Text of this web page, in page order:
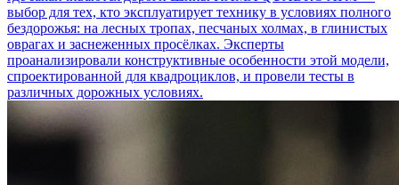
выбор для тех, кто эксплуатирует технику в условиях полного
бездорожья: на лесных тропах, песчаных холмах, в глинистых
оврагах и заснеженных просёлках. Эксперты
проанализировали конструктивные особенности этой модели,
спроектированной для квадроциклов, и провели тесты в
различных дорожных условиях.